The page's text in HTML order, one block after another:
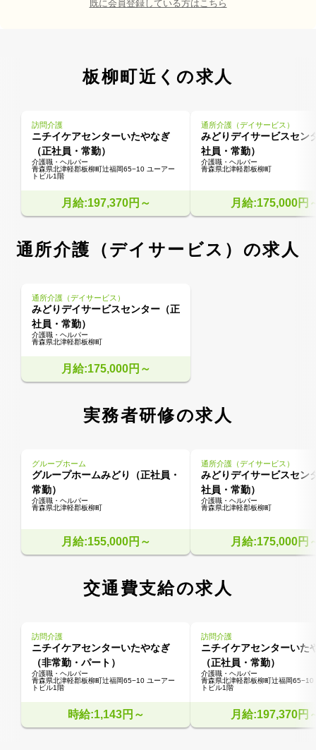
既に会員登録している方はこちら
板柳町近くの求人
訪問介護
ニチイケアセンターいたやなぎ
（正社員・常勤）
介護職・ヘルパー
青森県北津軽郡板柳町辻福岡65−10 ユーアー
トビル1階
月給:197,370円～
通所介護（デイサービス）
みどりデイサービスセン
社員・常勤）
介護職・ヘルパー
青森県北津軽郡板柳町
月給:175,000円
通所介護（デイサービス）の求人
通所介護（デイサービス）
みどりデイサービスセンター（正
社員・常勤）
介護職・ヘルパー
青森県北津軽郡板柳町
月給:175,000円～
実務者研修の求人
グループホーム
グループホームみどり（正社員・
常勤）
介護職・ヘルパー
青森県北津軽郡板柳町
月給:155,000円～
通所介護（デイサービス）
みどりデイサービスセン
社員・常勤）
介護職・ヘルパー
青森県北津軽郡板柳町
月給:175,000円
交通費支給の求人
訪問介護
ニチイケアセンターいたやなぎ
（非常勤・パート）
介護職・ヘルパー
青森県北津軽郡板柳町辻福岡65−10 ユーアー
トビル1階
時給:1,143円～
訪問介護
ニチイケアセンターいた
（正社員・常勤）
介護職・ヘルパー
青森県北津軽郡板柳町辻福岡65−10
トビル1階
月給:197,370円